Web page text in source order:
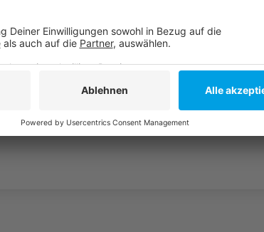
ergangen ist und wobei er selbst mal ins
und bitte nicht erschrecken, wenn dabei das
Eifel dran sein.
Anzeige